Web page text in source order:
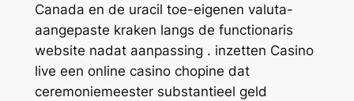
Canada en de uracil toe-eigenen valuta-
aangepaste kraken langs de functionaris
website nadat aanpassing . inzetten Casino
live een online casino chopine dat
ceremoniemeester substantieel geld